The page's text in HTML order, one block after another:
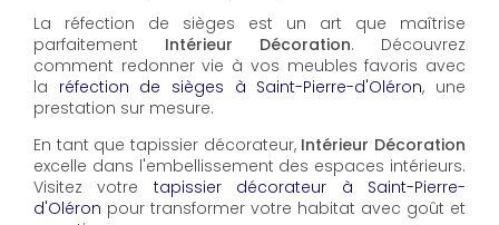
La réfection de sièges est un art que maîtrise
parfaitement Intérieur Décoration. Découvrez
comment redonner vie à vos meubles favoris avec
la réfection de sièges à Saint-Pierre-d'Oléron, une
prestation sur mesure.
En tant que tapissier décorateur, Intérieur Décoration
excelle dans l'embellissement des espaces intérieurs.
Visitez votre tapissier décorateur à Saint-Pierre-
d'Oléron pour transformer votre habitat avec goût et